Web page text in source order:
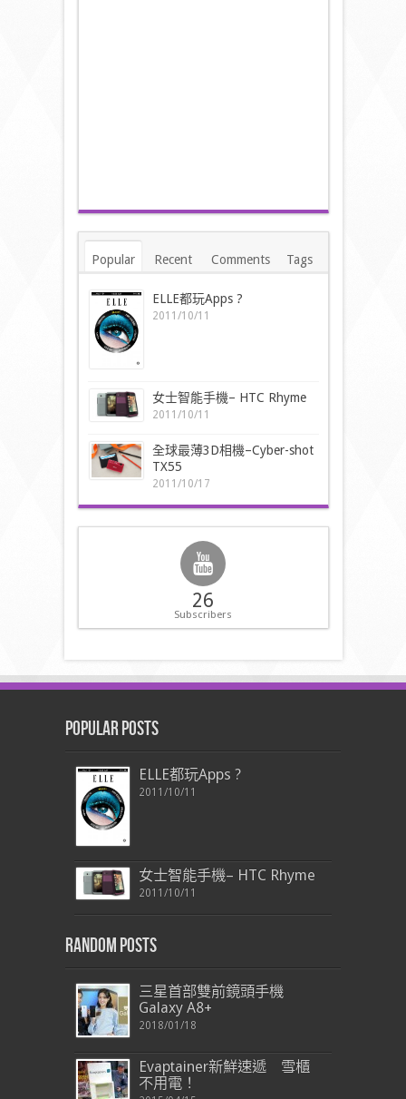
Popular Recent Comments Tags
ELLE都玩Apps ?
2011/10/11
女士智能手機– HTC Rhyme
2011/10/11
全球最薄3D相機–Cyber-shot
TX55
2011/10/17
26
Subscribers
Popular Posts
ELLE都玩Apps ?
2011/10/11
女士智能手機– HTC Rhyme
2011/10/11
Random Posts
三星首部雙前鏡頭手機
Galaxy A8+
2018/01/18
Evaptainer新鮮速遞 雪櫃
不用電！